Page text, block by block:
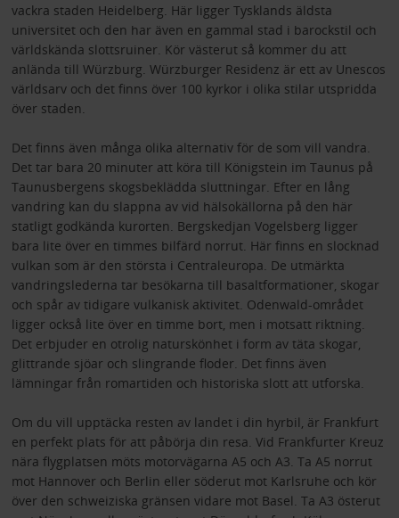
vackra staden Heidelberg. Här ligger Tysklands äldsta
universitet och den har även en gammal stad i barockstil och
världskända slottsruiner. Kör västerut så kommer du att
anlända till Würzburg. Würzburger Residenz är ett av Unescos
världsarv och det finns över 100 kyrkor i olika stilar utspridda
över staden.
Det finns även många olika alternativ för de som vill vandra.
Det tar bara 20 minuter att köra till Königstein im Taunus på
Taunusbergens skogsbeklädda sluttningar. Efter en lång
vandring kan du slappna av vid hälsokällorna på den här
statligt godkända kurorten. Bergskedjan Vogelsberg ligger
bara lite över en timmes bilfärd norrut. Här finns en slocknad
vulkan som är den största i Centraleuropa. De utmärkta
vandringslederna tar besökarna till basaltformationer, skogar
och spår av tidigare vulkanisk aktivitet. Odenwald-området
ligger också lite över en timme bort, men i motsatt riktning.
Det erbjuder en otrolig naturskönhet i form av täta skogar,
glittrande sjöar och slingrande floder. Det finns även
lämningar från romartiden och historiska slott att utforska.
Om du vill upptäcka resten av landet i din hyrbil, är Frankfurt
en perfekt plats för att påbörja din resa. Vid Frankfurter Kreuz
nära flygplatsen möts motorvägarna A5 och A3. Ta A5 norrut
mot Hannover och Berlin eller söderut mot Karlsruhe och kör
över den schweiziska gränsen vidare mot Basel. Ta A3 österut